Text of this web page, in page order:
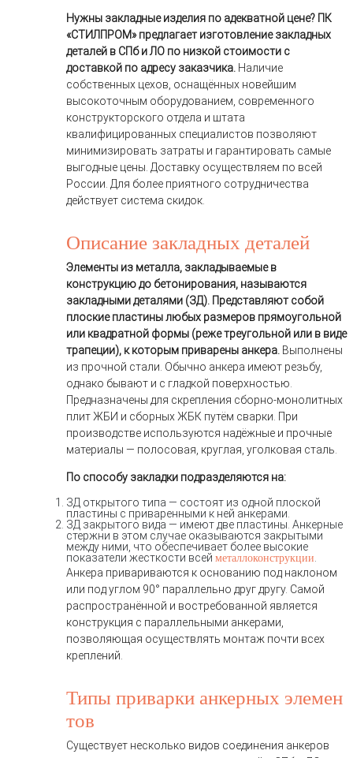
Нужны закладные изделия по адекватной цене? ПК
«СТИЛПРОМ» предлагает изготовление закладных
деталей в СПб и ЛО по низкой стоимости с
доставкой по адресу заказчика. Наличие
собственных цехов, оснащённых новейшим
высокоточным оборудованием, современного
конструкторского отдела и штата
квалифицированных специалистов позволяют
минимизировать затраты и гарантировать самые
выгодные цены. Доставку осуществляем по всей
России. Для более приятного сотрудничества
действует система скидок.
Описание закладных деталей
Элементы из металла, закладываемые в
конструкцию до бетонирования, называются
закладными деталями (ЗД). Представляют собой
плоские пластины любых размеров прямоугольной
или квадратной формы (реже треугольной или в виде
трапеции), к которым приварены анкера. Выполнены
из прочной стали. Обычно анкера имеют резьбу,
однако бывают и с гладкой поверхностью.
Предназначены для скрепления сборно-монолитных
плит ЖБИ и сборных ЖБК путём сварки. При
производстве используются надёжные и прочные
материалы — полосовая, круглая, уголковая сталь.
По способу закладки подразделяются на:
ЗД открытого типа — состоят из одной плоской
пластины с приваренными к ней анкерами.
ЗД закрытого вида — имеют две пластины. Анкерные
стержни в этом случае оказываются закрытыми
между ними, что обеспечивает более высокие
показатели жесткости всей металлоконструкции.
Анкера привариваются к основанию под наклоном
или под углом 90° параллельно друг другу. Самой
распространённой и востребованной является
конструкция с параллельными анкерами,
позволяющая осуществлять монтаж почти всех
креплений.
Типы приварки анкерных элемен
тов
Существует несколько видов соединения анкеров